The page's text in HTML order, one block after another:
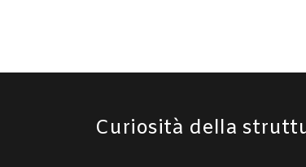
Curiosità della